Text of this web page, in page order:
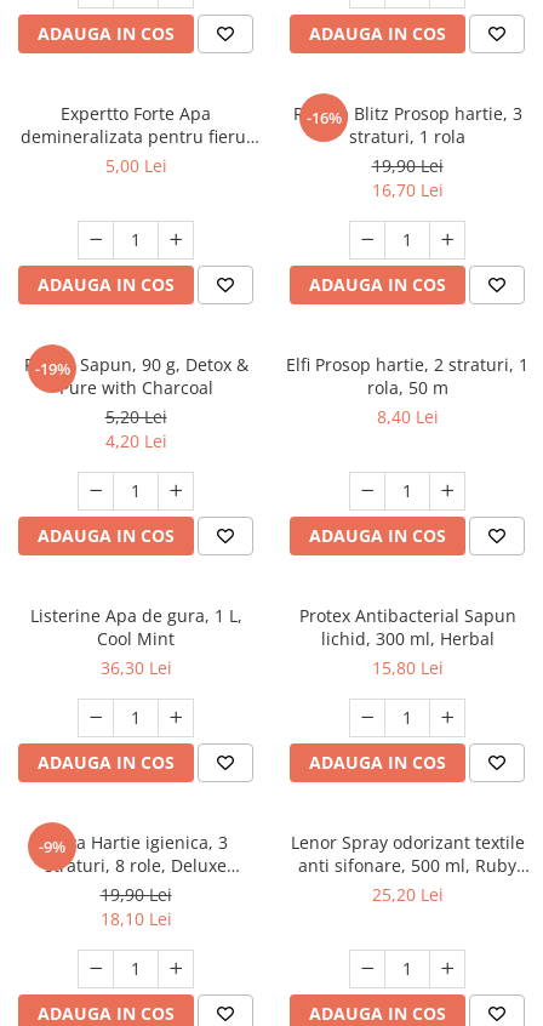
Odorizanți WC
Hârtie igienică
Detergenți diverse suprafețe
Covoare și tapițerii
Mobilier
Inox
Dezinfectanți suprafețe
Detergenți pardoseli
Lemn și parchet
Gresie, piatră și granit
Universal
Detergenți rufe
Detergent rufe capsule
Detergent rufe pudră
Balsam de rufe
Înălbitor și îndepărtare pete
Soluții anticalcar, igienizante și
întreținere țesături
Odorizanți
Stick
Roll-on
Apă de gură
Pastă de dinți
Produse pentru ras
After Shave
Cremă de ras
Gel de ras
Spumă de ras
Produse pentru ten
Apă micelară
Demachiant
Șervețele demachiante
Îngrijire bebeluși
Șervețele umede
ADAUGA IN COS ADAUGA IN COS
Expertto Forte Apa
demineralizata pentru fierul
de calcat, 1 L, Floral
5,00 Lei
ADAUGA IN COS
-16%
Regina Blitz Prosop hartie, 3
straturi, 1 rola
19,90 Lei
16,70 Lei
ADAUGA IN COS
-19%
Protex Sapun, 90 g, Detox &
Pure with Charcoal
5,20 Lei
4,20 Lei
ADAUGA IN COS
Elfi Prosop hartie, 2 straturi, 1
rola, 50 m
8,40 Lei
ADAUGA IN COS
Listerine Apa de gura, 1 L,
Cool Mint
36,30 Lei
ADAUGA IN COS
Protex Antibacterial Sapun
lichid, 300 ml, Herbal
15,80 Lei
ADAUGA IN COS
-9%
Zewa Hartie igienica, 3
straturi, 8 role, Deluxe
Cashmere Peach
19,90 Lei
18,10 Lei
ADAUGA IN COS
Lenor Spray odorizant textile
anti sifonare, 500 ml, Ruby
Jasmine
25,20 Lei
ADAUGA IN COS